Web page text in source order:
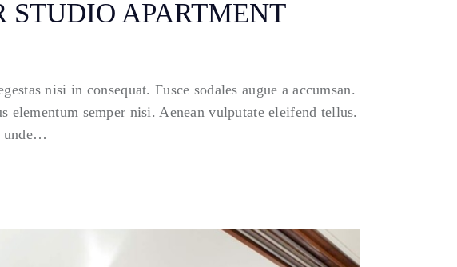
STUDIO APARTMENT
nisi in consequat. Fusce sodales augue a accumsan.
semper nisi. Aenean vulputate eleifend tellus.
unde…